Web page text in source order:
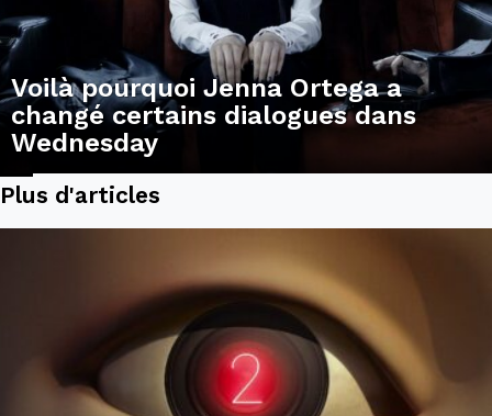
Voilà pourquoi Jenna Ortega a
changé certains dialogues dans
Wednesday
Plus d'articles